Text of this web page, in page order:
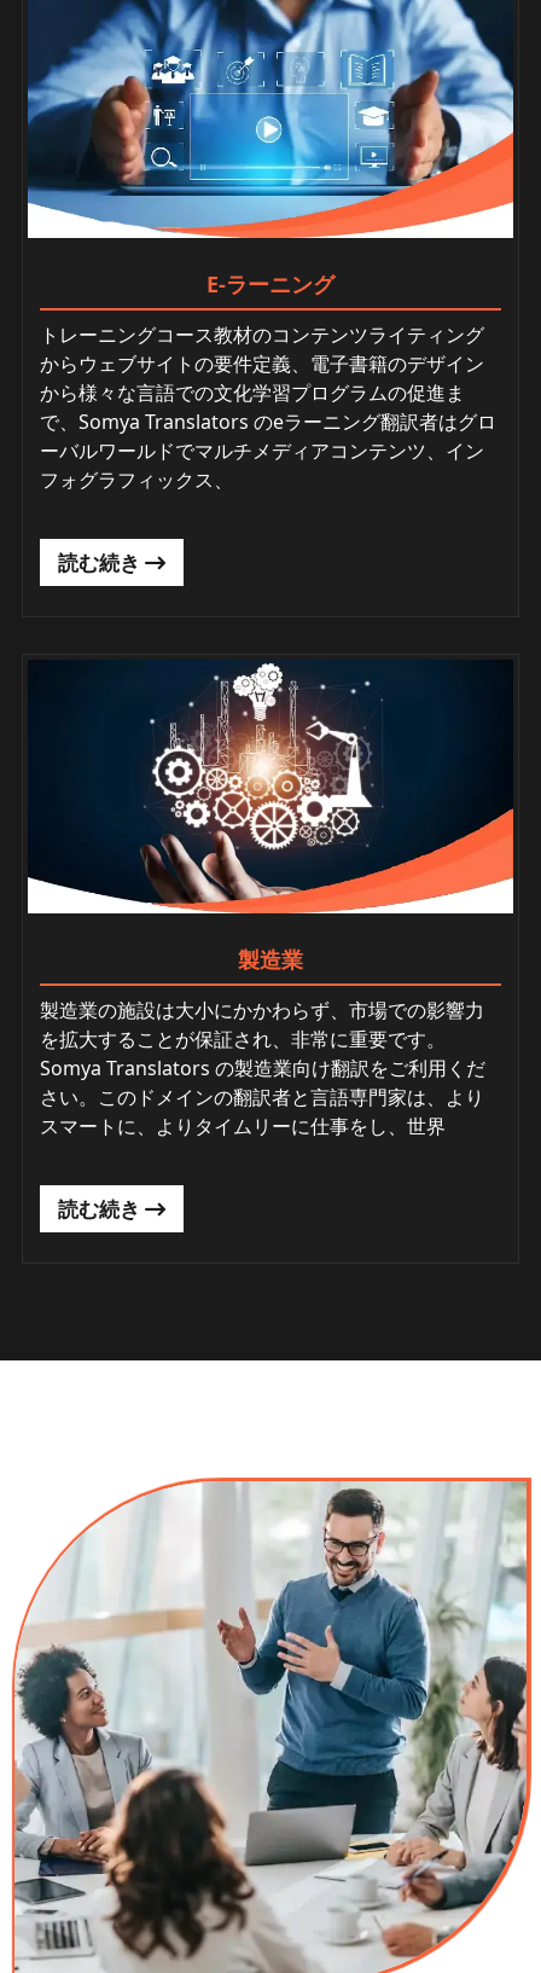
E-ラーニング
トレーニングコース教材のコンテンツライティング
からウェブサイトの要件定義、電子書籍のデザイン
から様々な言語での文化学習プログラムの促進ま
で、Somya Translators のeラーニング翻訳者はグロ
ーバルワールドでマルチメディアコンテンツ、イン
フォグラフィックス、
読む続き
製造業
製造業の施設は大小にかかわらず、市場での影響力
を拡大することが保証され、非常に重要です。
Somya Translators の製造業向け翻訳をご利用くだ
さい。このドメインの翻訳者と言語専門家は、より
スマートに、よりタイムリーに仕事をし、世界
読む続き